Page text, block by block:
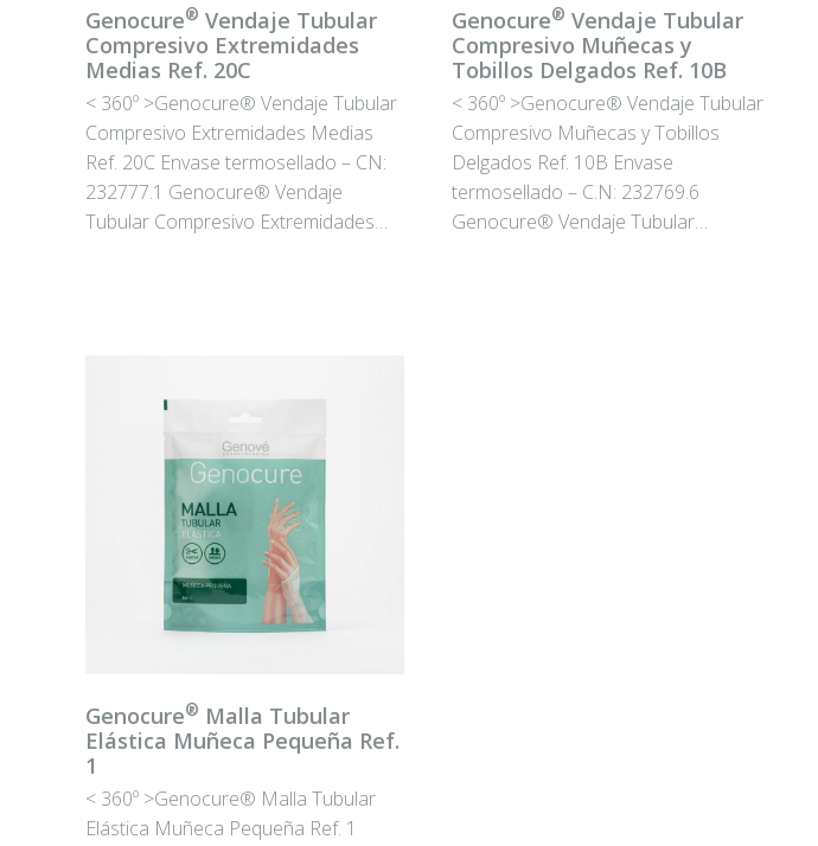
Genocure® Vendaje Tubular
Compresivo Extremidades
Medias Ref. 20C
< 360º >Genocure® Vendaje Tubular
Compresivo Extremidades Medias
Ref. 20C Envase termosellado – CN:
232777.1 Genocure® Vendaje
Tubular Compresivo Extremidades…
Genocure® Vendaje Tubular
Compresivo Muñecas y
Tobillos Delgados Ref. 10B
< 360º >Genocure® Vendaje Tubular
Compresivo Muñecas y Tobillos
Delgados Ref. 10B Envase
termosellado – C.N: 232769.6
Genocure® Vendaje Tubular…
Genocure® Malla Tubular
Elástica Muñeca Pequeña Ref.
1
< 360º >Genocure® Malla Tubular
Elástica Muñeca Pequeña Ref. 1